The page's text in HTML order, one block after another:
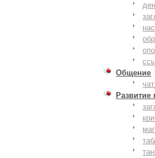
Общение
Развитие
маг